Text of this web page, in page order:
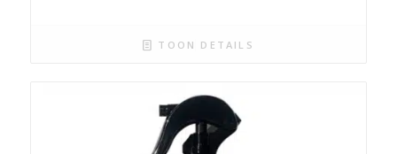
TOON DETAILS